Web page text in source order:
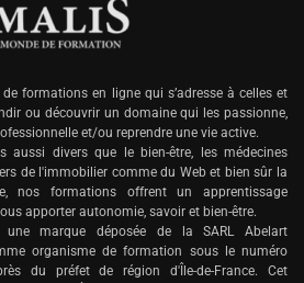
formations en ligne qui s’adresse à celles et
ou découvrir un domaine qui les passionne,
et/ou reprendre une vie active.
aussi divers que le bien-être, les médecines
de l'immobilier comme du Web et bien sûr la
nos formations offrent un apprentissage
apporter autonomie, savoir et bien-être.
marque déposée de la SARL Abelart
organisme de formation sous le numéro
du préfet de région d'Île-de-France. Cet